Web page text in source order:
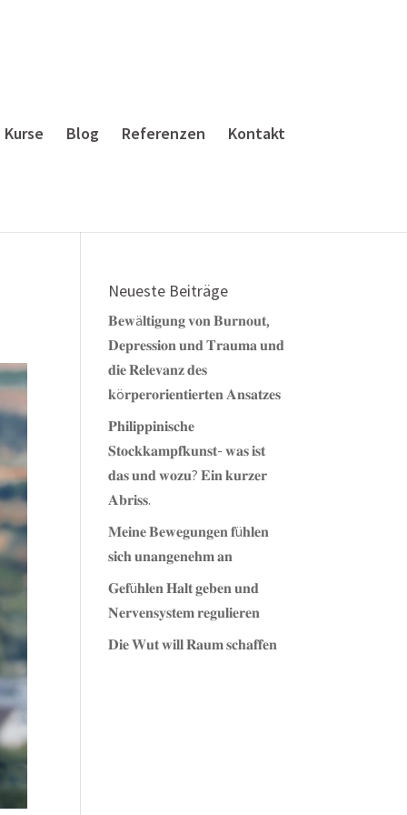
Kurse Blog Referenzen Kontakt
Neueste Beiträge
𝐁𝐞𝐰ä𝐥𝐭𝐢𝐠𝐮𝐧𝐠 𝐯𝐨𝐧 𝐁𝐮𝐫𝐧𝐨𝐮𝐭,
𝐃𝐞𝐩𝐫𝐞𝐬𝐬𝐢𝐨𝐧 𝐮𝐧𝐝 𝐓𝐫𝐚𝐮𝐦𝐚 𝐮𝐧𝐝
𝐝𝐢𝐞 𝐑𝐞𝐥𝐞𝐯𝐚𝐧𝐳 𝐝𝐞𝐬
𝐤ö𝐫𝐩𝐞𝐫𝐨𝐫𝐢𝐞𝐧𝐭𝐢𝐞𝐫𝐭𝐞𝐧 𝐀𝐧𝐬𝐚𝐭𝐳𝐞𝐬
𝐏𝐡𝐢𝐥𝐢𝐩𝐩𝐢𝐧𝐢𝐬𝐜𝐡𝐞
𝐒𝐭𝐨𝐜𝐤𝐤𝐚𝐦𝐩𝐟𝐤𝐮𝐧𝐬𝐭- 𝐰𝐚𝐬 𝐢𝐬𝐭
𝐝𝐚𝐬 𝐮𝐧𝐝 𝐰𝐨𝐳𝐮? 𝐄𝐢𝐧 𝐤𝐮𝐫𝐳𝐞𝐫
𝐀𝐛𝐫𝐢𝐬𝐬.
𝐌𝐞𝐢𝐧𝐞 𝐁𝐞𝐰𝐞𝐠𝐮𝐧𝐠𝐞𝐧 𝐟ü𝐡𝐥𝐞𝐧
𝐬𝐢𝐜𝐡 𝐮𝐧𝐚𝐧𝐠𝐞𝐧𝐞𝐡𝐦 𝐚𝐧
𝐆𝐞𝐟ü𝐡𝐥𝐞𝐧 𝐇𝐚𝐥𝐭 𝐠𝐞𝐛𝐞𝐧 𝐮𝐧𝐝
𝐍𝐞𝐫𝐯𝐞𝐧𝐬𝐲𝐬𝐭𝐞𝐦 𝐫𝐞𝐠𝐮𝐥𝐢𝐞𝐫𝐞𝐧
𝐃𝐢𝐞 𝐖𝐮𝐭 𝐰𝐢𝐥𝐥 𝐑𝐚𝐮𝐦 𝐬𝐜𝐡𝐚𝐟𝐟𝐞𝐧